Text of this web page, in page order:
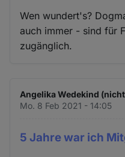
Wen wundert's?
auch immer - sind für
zugänglich.
Angelika Wedekind
Mo. 8 Feb 2021 - 14:05
5 Jahre war ich